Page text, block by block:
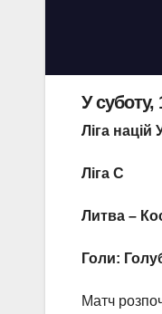
У суботу,
Ліга
Ліга С
Литва –
Голи:
Матч